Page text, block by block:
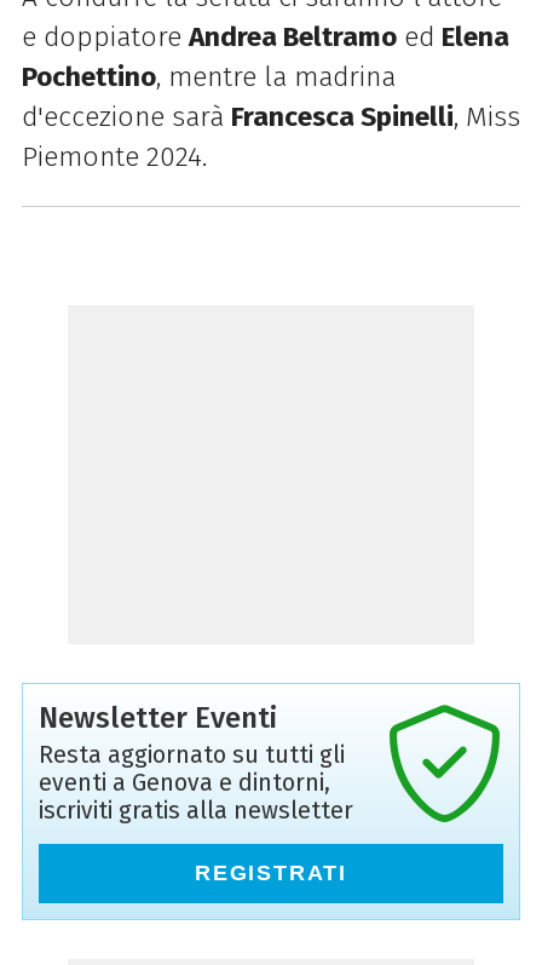
e doppiatoreAndrea Beltramoed Elena
Pochettino, mentre la madrina
d'eccezione sarà Francesca Spinelli, Miss
Piemonte 2024.
Newsletter Eventi
Resta aggiornato su tutti gli
eventi a Genova e dintorni,
iscriviti gratis alla newsletter
REGISTRATI